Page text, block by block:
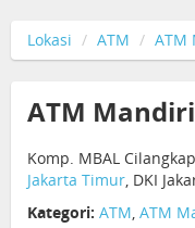
Lokasi ATM ATM
ATM Mandiri
Komp. MBAL Cilangkap
Jakarta Timur, DKI
Kategori: ATM, ATM